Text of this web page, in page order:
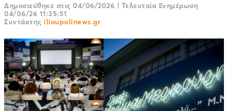
Δημοσιεύθηκε στις 04/06/2026 | Τελευταία Ενημέρωση
04/06/26 11:35:51
Συντάκτης ilioupolinews.gr